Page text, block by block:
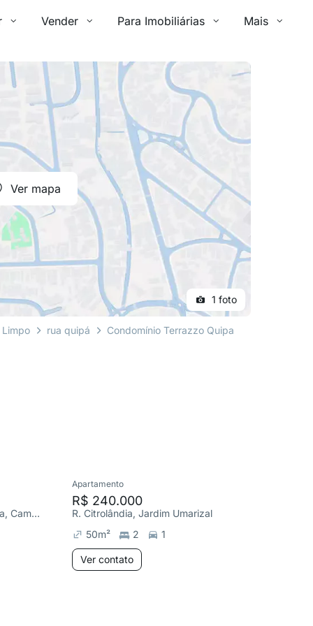
Vender Para Imobiliárias Mais
Ver mapa
1 foto
Limpo rua quipá Condomínio Terrazzo Quipa
Estrada Velha de Itapecerica, Campo Limpo
Apartamento
R$ 240.000
R. Citrolândia, Jardim Umarizal
50m² 2 1
Ver contato